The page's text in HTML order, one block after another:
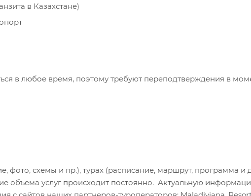
в Казахстане)
в любое время, поэтому требуют переподтверждения в
фото, схемы и пр.), турах (расписание, маршрут, программа и
объема услуг происходит постоянно. Актуальную